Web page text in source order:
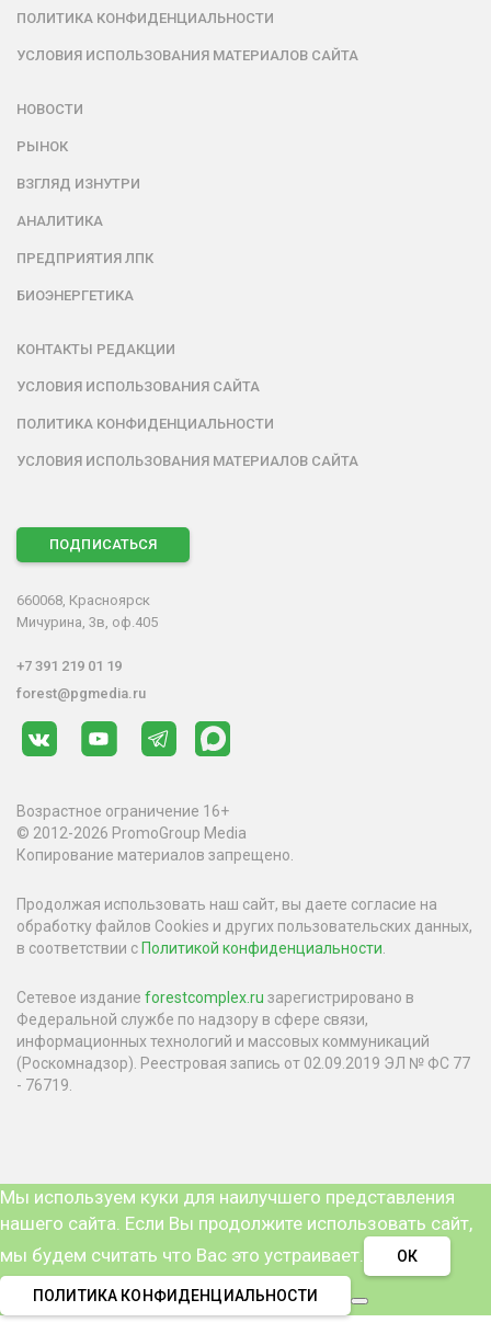
ПОЛИТИКА КОНФИДЕНЦИАЛЬНОСТИ
УСЛОВИЯ ИСПОЛЬЗОВАНИЯ МАТЕРИАЛОВ САЙТА
НОВОСТИ
РЫНОК
ВЗГЛЯД ИЗНУТРИ
АНАЛИТИКА
ПРЕДПРИЯТИЯ ЛПК
БИОЭНЕРГЕТИКА
КОНТАКТЫ РЕДАКЦИИ
УСЛОВИЯ ИСПОЛЬЗОВАНИЯ САЙТА
ПОЛИТИКА КОНФИДЕНЦИАЛЬНОСТИ
УСЛОВИЯ ИСПОЛЬЗОВАНИЯ МАТЕРИАЛОВ САЙТА
ПОДПИСАТЬСЯ
660068, Красноярск
Мичурина, 3в, оф.405
+7 391 219 01 19
forest@pgmedia.ru
Возрастное ограничение 16+
© 2012-2026 PromoGroup Media
Копирование материалов запрещено.
Продолжая использовать наш сайт, вы даете согласие на
обработку файлов Cookies и других пользовательских данных,
в соответствии с Политикой конфиденциальности
Сетевое издание forestcomplex.ru зарегистрировано в
Федеральной службе по надзору в сфере связи,
информационных технологий и массовых коммуникаций
(Роскомнадзор). Реестровая запись от 02.09.2019 ЭЛ № ФС 77
- 76719.
Мы используем куки для наилучшего представления
нашего сайта. Если Вы продолжите использовать сайт,
мы будем считать что Вас это устраивает.
ОК
ПОЛИТИКА КОНФИДЕНЦИАЛЬНОСТИ